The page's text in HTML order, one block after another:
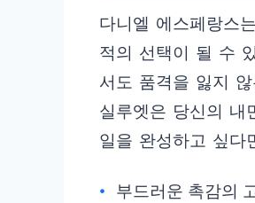
다니엘 에스페랑스
적의 선택이 될 수
서도 품격을 잃지
실루엣은 당신의 내
일을 완성하고 싶다
부드러운 촉감의